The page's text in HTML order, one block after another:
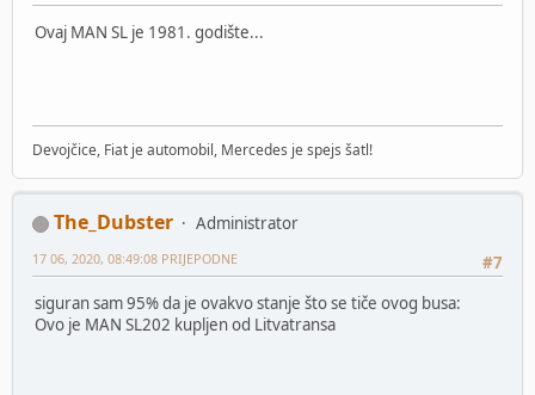
Ovaj MAN SL je 1981. godište...
Devojčice, Fiat je automobil, Mercedes je spejs šatl!
The_Dubster
Administrator
#7
17 06, 2020, 08:49:08 PRIJEPODNE
siguran sam 95% da je ovakvo stanje što se tiče ovog busa:
Ovo je MAN SL202 kupljen od Litvatransa